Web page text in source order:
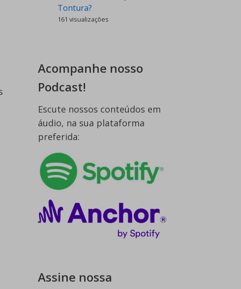
Tontura?
161 visualizações
Acompanhe nosso
Podcast!
Escute nossos conteúdos em
áudio, na sua plataforma
preferida:
Assine nossa